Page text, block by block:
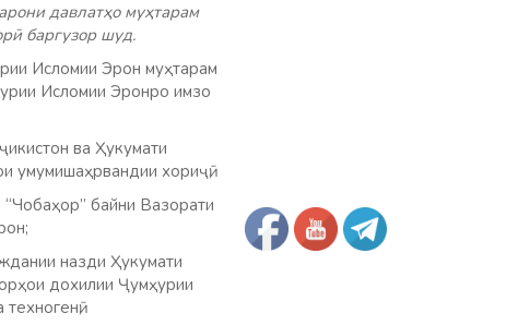
давлатҳо муҳтарам
баргузор шуд.
Исломии Эрон муҳтарам
Исломии Эронро имзо
ва Ҳукумати
умумишаҳрвандии хориҷӣ;
байни Вазорати
назди Ҳукумати
дохилии Ҷумҳурии